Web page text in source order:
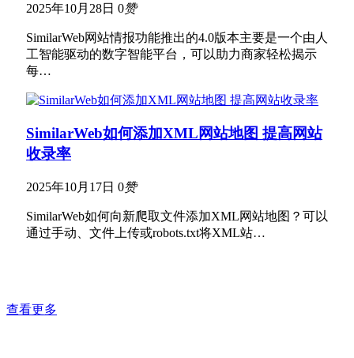
2025年10月28日 0赞
SimilarWeb网站情报功能推出的4.0版本主要是一个由人
工智能驱动的数字智能平台，可以助力商家轻松揭示
每…
SimilarWeb如何添加XML网站地图 提高网站
收录率
2025年10月17日 0赞
SimilarWeb如何向新爬取文件添加XML网站地图？可以
通过手动、文件上传或robots.txt将XML站…
查看更多